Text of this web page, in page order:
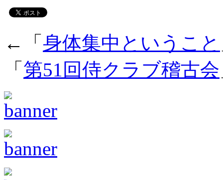
←「 身体集中ということ
「 第51回侍クラブ稽古会